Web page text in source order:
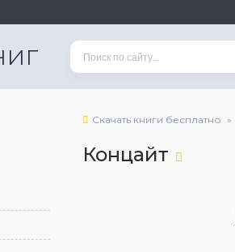
Скачать книги бесплатно
Концайт